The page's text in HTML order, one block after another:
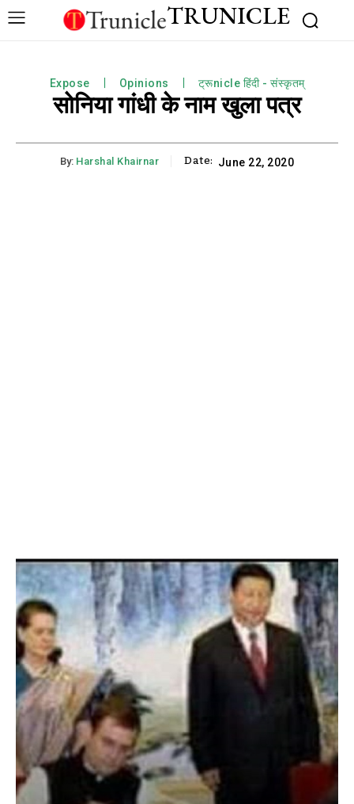
TRUNICLE
Expose Opinions ट्रूnicle हिंदी - संस्कृतम्
सोनिया गांधी के नाम खुला पत्र
By: Harshal Khairnar Date: June 22, 2020